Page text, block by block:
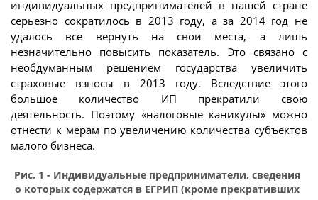
индивидуальных предпринимателей в нашей стране
серьезно сократилось в 2013 году, а за 2014 год не
удалось все вернуть на свои места, а лишь
незначительно повысить показатель. Это связано с
необдуманным решением государства увеличить
страховые взносы в 2013 году. Вследствие этого
большое количество ИП прекратили свою
деятельность. Поэтому «налоговые каникулы» можно
отнести к мерам по увеличению количества субъектов
малого бизнеса.
Рис. 1 - Индивидуальные предприниматели, сведения
о которых содержатся в ЕГРИП (кроме прекративших